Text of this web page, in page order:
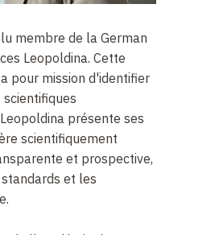
membre de la German
Leopoldina. Cette
pour mission d'identifier
présente ses
scientifiquement
et prospective,
et les